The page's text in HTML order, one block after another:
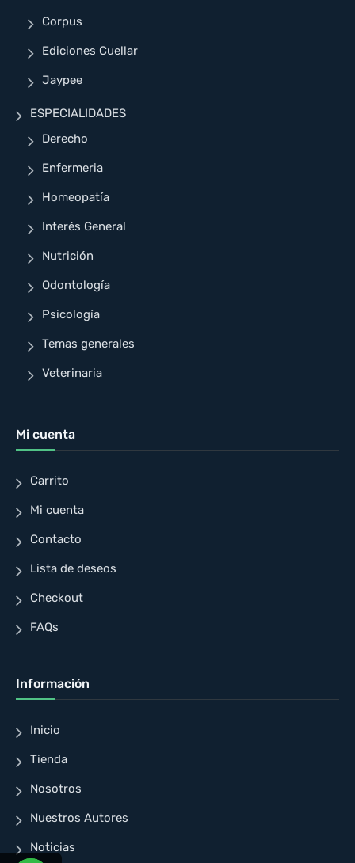
Corpus
Ediciones Cuellar
Jaypee
ESPECIALIDADES
Derecho
Enfermeria
Homeopatía
Interés General
Nutrición
Odontología
Psicología
Temas generales
Veterinaria
Mi cuenta
Carrito
Mi cuenta
Contacto
Lista de deseos
Checkout
FAQs
Información
Inicio
Tienda
Nosotros
Nuestros Autores
Noticias